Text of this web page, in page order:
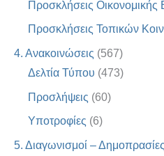
Προσκλήσεις Οικονομικής
Προσκλήσεις Τοπικών
4. Ανακοινώσεις (567)
Δελτία Τύπου (473)
Προσλήψεις (60)
Υποτροφίες (6)
5. Διαγωνισμοί – Δημοπρασίες